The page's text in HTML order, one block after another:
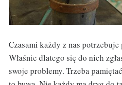
Czasami każdy z nas
Właśnie dlatego się do nich
swoje problemy. Trzeba